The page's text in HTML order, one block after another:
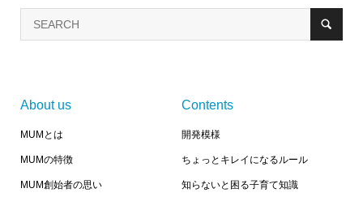
About us
MUMとは
MUMの特徴
MUM創始者の思い
Contents
開発模様
ちょっとキレイになるルール
知らないと困る子育て知識